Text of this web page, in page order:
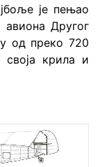
је пењао
Другог
од преко 720
крила и